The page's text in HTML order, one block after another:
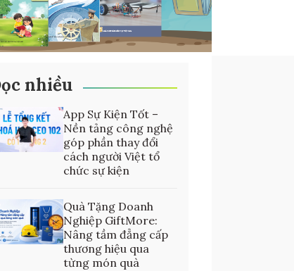
nhiều
App Sự Kiện Tốt –
Nền tảng công nghệ
góp phần thay đổi
cách người Việt tổ
chức sự kiện
Quà Tặng Doanh
Nghiệp GiftMore:
Nâng tầm đẳng cấp
thương hiệu qua
từng món quà